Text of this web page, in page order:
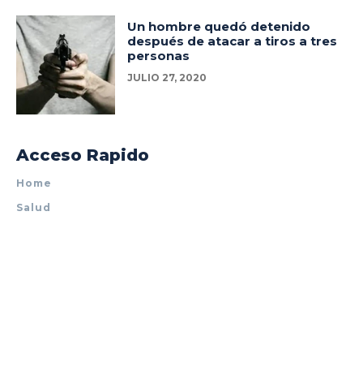
Un hombre quedó detenido
después de atacar a tiros a tres
personas
JULIO 27, 2020
Acceso Rapido
Home
Salud